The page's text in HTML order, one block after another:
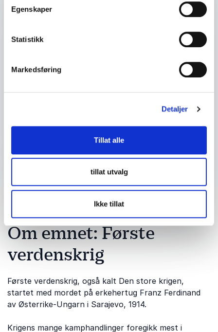
Egenskaper
Statistikk
Markedsføring
Detaljer
Tillat alle
tillat utvalg
Ikke tillat
Send forespørsel
Om emnet: Første
verdenskrig
Første verdenskrig, også kalt Den store krigen,
startet med mordet på erkehertug Franz Ferdinand
av Østerrike-Ungarn i Sarajevo, 1914.
Krigens mange kamphandlinger foregikk mest i